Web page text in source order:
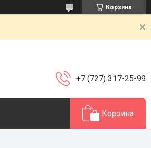
Корзина
+7 (727) 317-25-99
Корзина